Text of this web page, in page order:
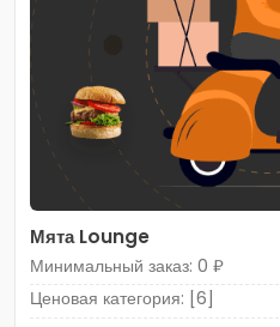
Мята Lounge
Минимальный заказ: 0 ₽
Ценовая категория: [6]